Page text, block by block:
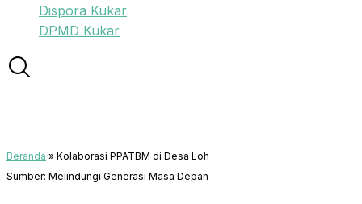
Dispora Kukar
DPMD Kukar
Beranda » Kolaborasi PPATBM di Desa Loh
Sumber: Melindungi Generasi Masa Depan